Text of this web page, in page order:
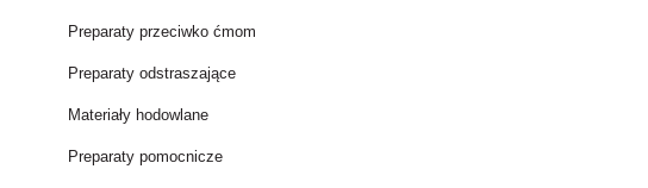
Preparaty przeciwko ćmom
Preparaty odstraszające
Materiały hodowlane
Preparaty pomocnicze